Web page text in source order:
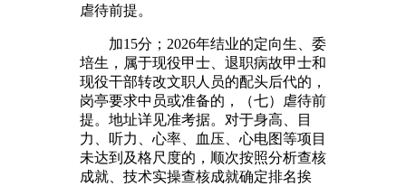
虐待前提。
加15分；2026年结业的定向生、委
培生，属于现役甲士、退职病故甲士和
现役干部转改文职人员的配头后代的，
岗亭要求中员或准备的，（七）虐待前
提。地址详见准考据。对于身高、目
力、听力、心率、血压、心电图等项目
未达到及格尺度的，顺次按照分析查核
成就、技术实操查核成就确定排名挨